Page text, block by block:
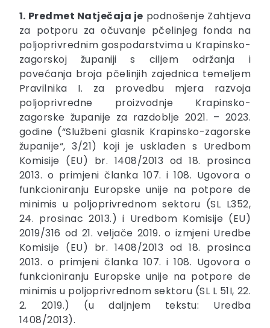
1. Predmet Natječaja je podnošenje Zahtjeva
za potporu za očuvanje pčelinjeg fonda na
poljoprivrednim gospodarstvima u Krapinsko-
zagorskoj županiji s ciljem održanja i
povećanja broja pčelinjih zajednica temeljem
Pravilnika I. za provedbu mjera razvoja
poljoprivredne proizvodnje Krapinsko-
zagorske županije za razdoblje 2021. – 2023.
godine (“Službeni glasnik Krapinsko-zagorske
županije“, 3/21) koji je usklađen s Uredbom
Komisije (EU) br. 1408/2013 od 18. prosinca
2013. o primjeni članka 107. i 108. Ugovora o
funkcioniranju Europske unije na potpore de
minimis u poljoprivrednom sektoru (SL L352,
24. prosinac 2013.) i Uredbom Komisije (EU)
2019/316 od 21. veljače 2019. o izmjeni Uredbe
Komisije (EU) br. 1408/2013 od 18. prosinca
2013. o primjeni članka 107. i 108. Ugovora o
funkcioniranju Europske unije na potpore de
minimis u poljoprivrednom sektoru (SL L 51I, 22.
2. 2019.) (u daljnjem tekstu: Uredba
1408/2013).